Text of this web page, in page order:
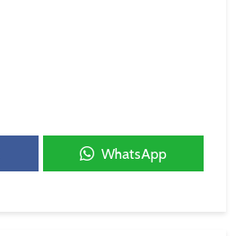
WhatsApp